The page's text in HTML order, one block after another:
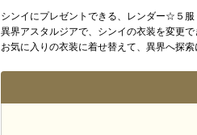
シンイにプレゼントできる、レンダー☆５服
異界アスタルジアで、シンイの衣装を変更で
お気に入りの衣装に着せ替えて、異界へ探索